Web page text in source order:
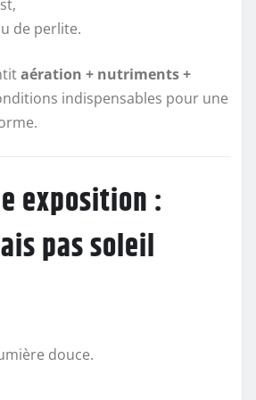
de perlite.
aération + nutriments +
indispensables pour une
exposition :
pas soleil
douce.